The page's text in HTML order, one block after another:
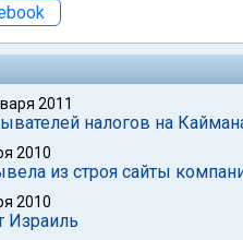
2011
налогов на
2010
из строя сайты
2010
Израиль